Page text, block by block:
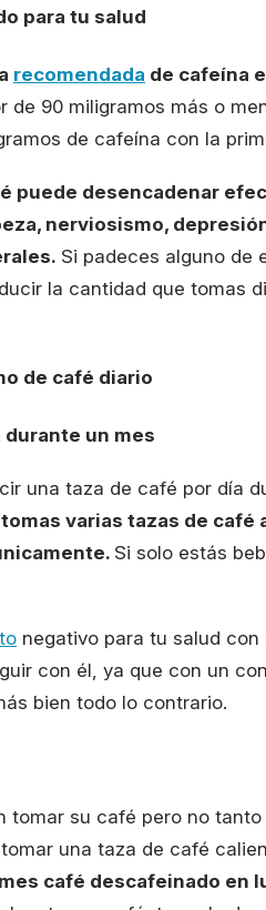
para tu salud
recomendada de cafeína
de 90 miligramos más o
de cafeína con la
puede desencadenar
nerviosismo,
Si padeces alguno de
la cantidad que tomas
de café diario
durante un mes
una taza de café por día
tomas varias tazas de café
Si solo estás
negativo para tu salud
con él, ya que con un
bien todo lo contrario.
tomar su café pero no
una taza de café
café descafeinado en